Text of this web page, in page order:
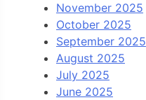
November 2025
October 2025
September 2025
August 2025
July 2025
June 2025